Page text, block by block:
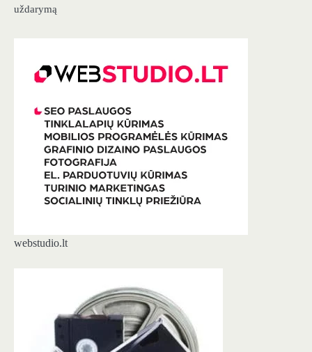
uždarymą
webstudio.lt